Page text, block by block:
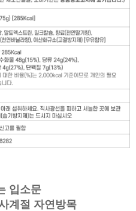
입소문
계절 자연방목